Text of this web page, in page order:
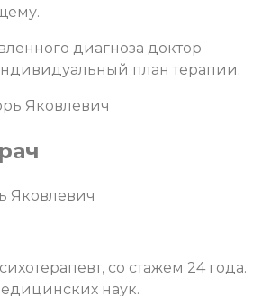
диагноза доктор
план терапии.
Яковлевич
со стажем 24 года.
наук.